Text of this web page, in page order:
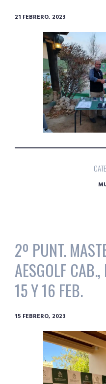
21 FEBRERO, 2023
2º PUNT.
AESGOLF
15 Y 16 FEB.
15 FEBRERO, 2023